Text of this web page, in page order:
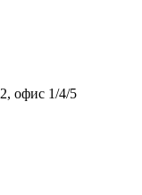
офис 1/4/5